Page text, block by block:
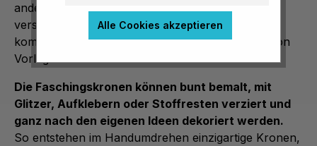
andere Seite ist mit vorgezeichneten Konturen
versehen – so haben Kinder die Wahl zwischen
komplett freier Gestaltung oder dem Ausmalen von
Vorlagen.
Die Faschingskronen können bunt bemalt, mit
Glitzer, Aufklebern oder Stoffresten verziert und
ganz nach den eigenen Ideen dekoriert werden.
So entstehen im Handumdrehen einzigartige Kronen,
Alle Cookies akzeptieren